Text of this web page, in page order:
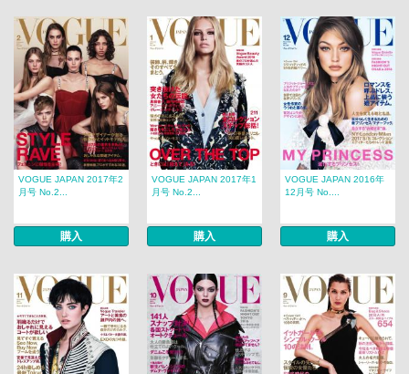
VOGUE JAPAN 2017年2
月号 No.2...
購入
VOGUE JAPAN 2017年1
月号 No.2...
購入
VOGUE JAPAN 2016年
12月号 No....
購入